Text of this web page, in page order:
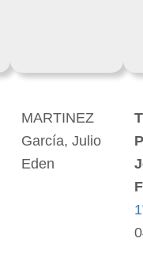
MARTINEZ
García, Julio
Eden
1